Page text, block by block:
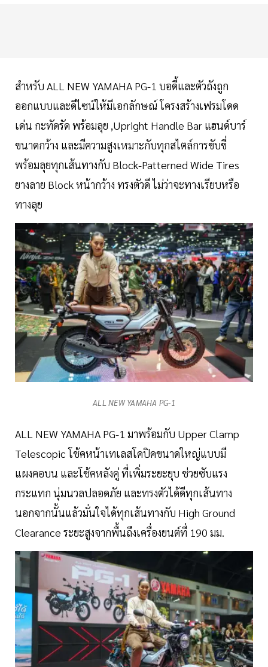
สำหรับ ALL NEW YAMAHA PG-1 บอดี้และตัวถังถูก
ออกแบบและดีไซน์ให้มีเอกลักษณ์ โครงสร้างเฟรมโดด
เด่น กะทัดรัด พร้อมลุย ,Upright Handle Bar แฮนด์บาร์
ขนาดกว้าง และมีความสูงเหมาะกับทุกสไตล์การขับขี่
พร้อมลุยทุกเส้นทางกับ Block-Patterned Wide Tires
ยางลาย Block หน้ากว้าง ทรงตัวดี ไม่ว่าจะทางเรียบหรือ
ทางลุย
ALL NEW YAMAHA PG-1
ALL NEW YAMAHA PG-1 มาพร้อมกับ Upper Clamp
Telescopic โช้คหน้าเทเลสโคปิคขนาดใหญ่แบบมี
แผงคอบน และโช้คหลังคู่ ที่เพิ่มระยะยุบ ช่วยซับแรง
กระแทก นุ่มนวลปลอดภัย และทรงตัวได้ดีทุกเส้นทาง
นอกจากนั้นแล้วมั่นใจได้ทุกเส้นทางกับ High Ground
Clearance ระยะสูงจากพื้นถึงเครื่องยนต์ที่ 190 มม.